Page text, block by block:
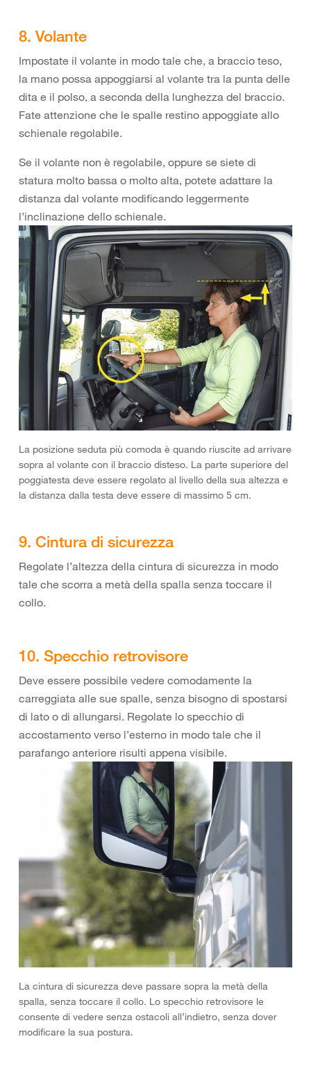
8. Volante
Impostate il volante in modo tale che, a braccio teso,
la mano possa appoggiarsi al volante tra la punta delle
dita e il polso, a seconda della lunghezza del braccio.
Fate attenzione che le spalle restino appoggiate allo
schienale regolabile.
Se il volante non è regolabile, oppure se siete di
statura molto bassa o molto alta, potete adattare la
distanza dal volante modificando leggermente
l’inclinazione dello schienale.
La posizione seduta più comoda è quando riuscite ad arrivare
sopra al volante con il braccio disteso. La parte superiore del
poggiatesta deve essere regolato al livello della sua altezza e
la distanza dalla testa deve essere di massimo 5 cm.
9. Cintura di sicurezza
Regolate l’altezza della cintura di sicurezza in modo
tale che scorra a metà della spalla senza toccare il
collo.
10. Specchio retrovisore
Deve essere possibile vedere comodamente la
carreggiata alle sue spalle, senza bisogno di spostarsi
di lato o di allungarsi. Regolate lo specchio di
accostamento verso l’esterno in modo tale che il
parafango anteriore risulti appena visibile.
La cintura di sicurezza deve passare sopra la metà della
spalla, senza toccare il collo. Lo specchio retrovisore le
consente di vedere senza ostacoli all’indietro, senza dover
modificare la sua postura.